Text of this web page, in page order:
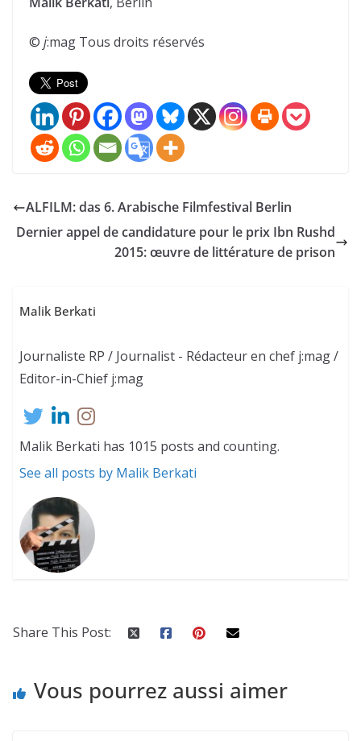
© j:mag Tous droits réservés
ALFILM: das 6. Arabische Filmfestival Berlin
Dernier appel de candidature pour le prix Ibn Rushd
2015: œuvre de littérature de prison
Malik Berkati
Journaliste RP / Journalist - Rédacteur en chef j:mag /
Editor-in-Chief j:mag
Malik Berkati has 1015 posts and counting.
See all posts by Malik Berkati
Share This Post:
Vous pourrez aussi aimer